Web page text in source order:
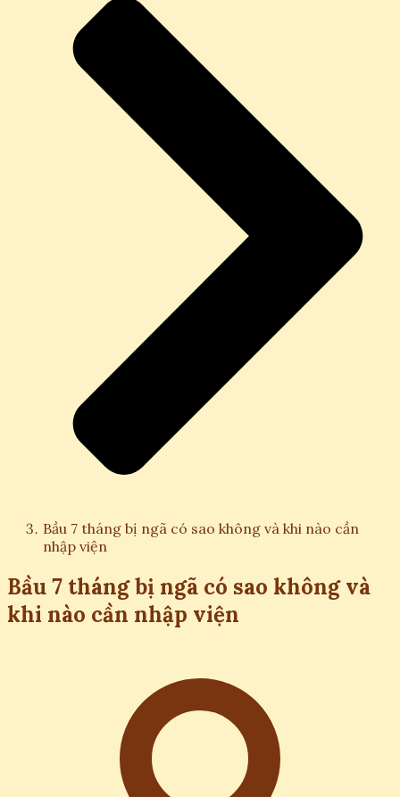
Bầu 7 tháng bị ngã có sao không và khi nào cần
nhập viện
Bầu 7 tháng bị ngã có sao không và
khi nào cần nhập viện